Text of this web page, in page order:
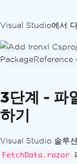
Visual Studio에서
3단계 - 파
하기
Visual Studio 솔루
FetchData.razor